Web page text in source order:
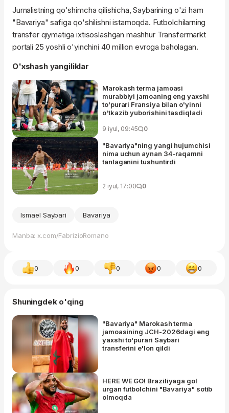
Jurnalistning qo'shimcha qilishicha, Saybarining o'zi ham
"Bavariya" safiga qo'shilishni istamoqda. Futbolchilarning
transfer qiymatiga ixtisoslashgan mashhur Transfermarkt
portali 25 yoshli o'yinchini 40 million evroga baholagan.
O'xshash yangiliklar
Marokash terma jamoasi
murabbiyi jamoaning eng yaxshi
to'purari Fransiya bilan o'yinni
o'tkazib yuborishini tasdiqladi
9 iyul, 09:45 0
"Bavariya"ning yangi hujumchisi
nima uchun aynan 34-raqamni
tanlaganini tushuntirdi
2 iyul, 17:00 0
Ismael Saybari Bavariya
Manba: x.com/FabrizioRomano
0 0 0 0 0
Shuningdek o'qing
"Bavariya" Marokash terma
jamoasining JCH-2026dagi eng
yaxshi to'purari Saybari
transferini e'lon qildi
HERE WE GO! Braziliyaga gol
urgan futbolchini "Bavariya" sotib
olmoqda